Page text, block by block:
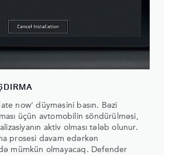
now’ düyməsini basın. Bəzi
üçün avtomobilin söndürülməsi,
aktiv olması tələb olunur.
prosesi davam edərkən
mümkün olmayacaq. Defender